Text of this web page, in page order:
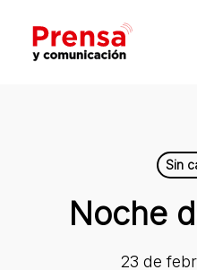
main
Sin
Noche
23 de